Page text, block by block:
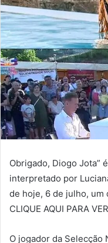
Obrigado, Diogo Jota”
interpretado por
de hoje, 6 de julho, um
CLIQUE AQUI PARA
O jogador da Selecção